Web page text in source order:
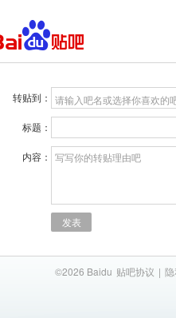
转贴到： 请输入吧名或选择你喜欢的
标题：
内容： 写写你的转贴理由吧
发表
©2026 Baidu 贴吧协议 |